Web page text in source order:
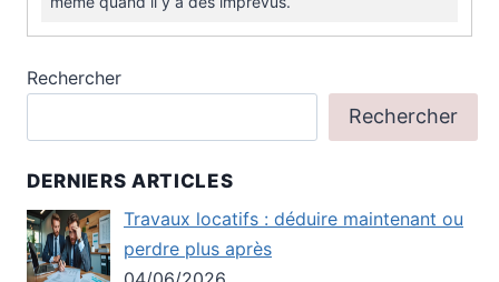
Rechercher
Rechercher
DERNIERS ARTICLES
Travaux locatifs : déduire maintenant ou
perdre plus après